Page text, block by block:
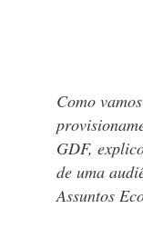
Como
GDF,
de uma
Assuntos